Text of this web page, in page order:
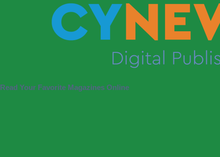
Read Your Favorite Magazines Online